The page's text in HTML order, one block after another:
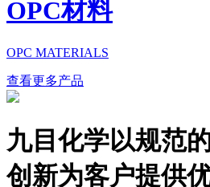
OPC材料
OPC MATERIALS
查看更多产品
九目化学以规范
创新为客户提供